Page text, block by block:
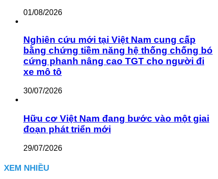
01/08/2026
Nghiên cứu mới tại Việt Nam cung cấp
bằng chứng tiềm năng hệ thống chống bó
cứng phanh nâng cao TGT cho người đi
xe mô tô
30/07/2026
Hữu cơ Việt Nam đang bước vào một giai
đoạn phát triển mới
29/07/2026
XEM NHIỀU